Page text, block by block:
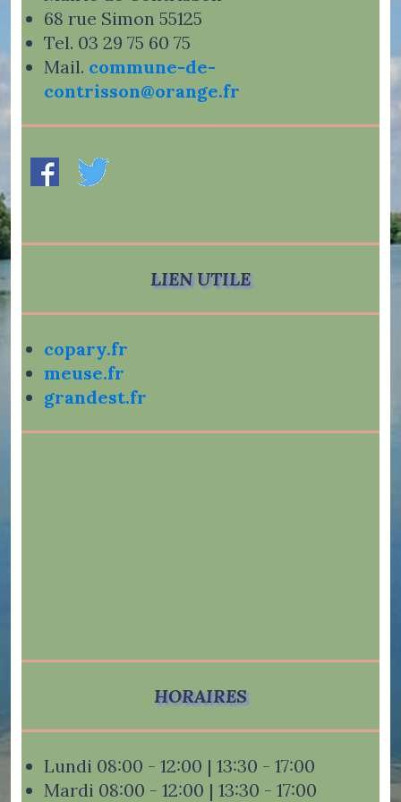
68 rue Simon 55125
Tel. 03 29 75 60 75
Mail. commune-de-
contrisson@orange.fr
LIEN UTILE
copary.fr
meuse.fr
grandest.fr
HORAIRES
Lundi 08:00 - 12:00 | 13:30 - 17:00
Mardi 08:00 - 12:00 | 13:30 - 17:00